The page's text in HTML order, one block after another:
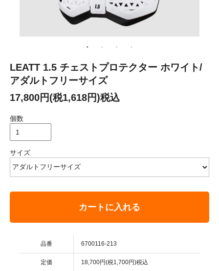
LEATT 1.5 チェストプロテクター ホワイト/
アダルトフリーサイズ
17,800円(税1,618円)税込
個数
サイズ
カートに入れる
品番 6700116-213
定価 18,700円(税1,700円)税込